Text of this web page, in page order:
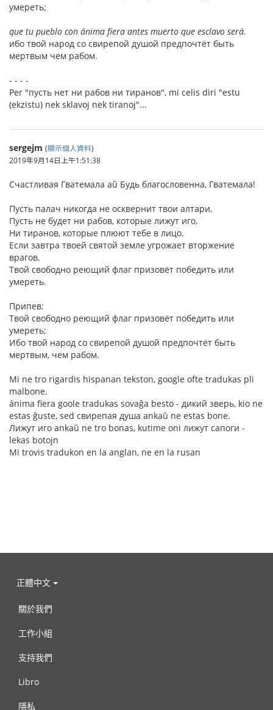
умереть;
que tu pueblo con ánima fiera antes muerto que esclavo será.
ибо твой народ со свирепой душой предпочтёт быть
мертвым чем рабом.
- - - -
Per "пусть нет ни рабов ни тиранов", mi celis diri "estu
(ekzistu) nek sklavoj nek tiranoj"...
sergejm (顯示個人資料)
2019年9月14日上午1:51:38
Счастливая Гватемала aŭ Будь благословенна, Гватемала!
Пусть палач никогда не осквернит твои алтари,
Пусть не будет ни рабов, которые лижут иго,
Ни тиранов, которые плюют тебе в лицо.
Если завтра твоей святой земле угрожает вторжение
врагов,
Твой свободно реющий флаг призовёт победить или
умереть.
Припев:
Твой свободно реющий флаг призовёт победить или
умереть;
Ибо твой народ со свирепой душой предпочтёт быть
мертвым, чем рабом.
Mi ne tro rigardis hispanan tekston, google ofte tradukas pli
malbone.
ánima fiera goole tradukas sovaĝa besto - дикий зверь, kio ne
estas ĝuste, sed свирепая душа ankaŭ ne estas bone.
Лижут иго ankaŭ ne tro bonas, kutime oni лижут сапоги -
lekas botojn
Mi trovis tradukon en la anglan, ne en la rusan
正體中文
關於我們
工作小組
支持我們
Libro
隱私